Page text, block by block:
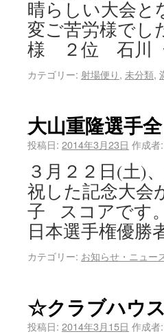
晴らしい大会と
変ご苦労様で
様 ２位 石川
カテゴリー: 射場便り, 未分類,
大山重隆選手
投稿日: 2014年3月23日 作成者:
３月２２日(土)
祝した記念大
子 スコアです
日本選手権優
カテゴリー: お知らせ・ニュー
☆クラブハウ
投稿日: 2014年3月15日 作成者: